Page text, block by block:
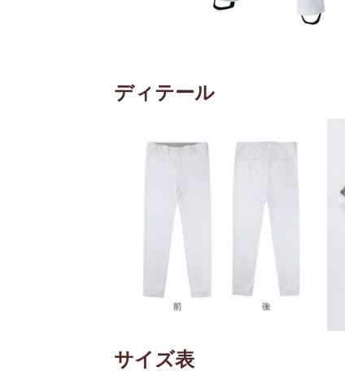
ディテール
サイズ表